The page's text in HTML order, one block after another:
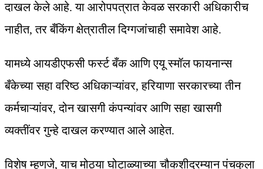
दाखल केले आहे. या आरोपपत्रात केवळ सरकारी अधिकारीच
नाहीत, तर बँकिंग क्षेत्रातील दिग्गजांचाही समावेश आहे.
यामध्ये आयडीएफसी फर्स्ट बँक आणि एयू स्मॉल फायनान्स
बँकेच्या सहा वरिष्ठ अधिकाऱ्यांवर, हरियाणा सरकारच्या तीन
कर्मचाऱ्यांवर, दोन खासगी कंपन्यांवर आणि सहा खासगी
व्यक्तींवर गुन्हे दाखल करण्यात आले आहेत.
विशेष म्हणजे, याच मोठ्या घोटाळ्याच्या चौकशीदरम्यान पंचकुला